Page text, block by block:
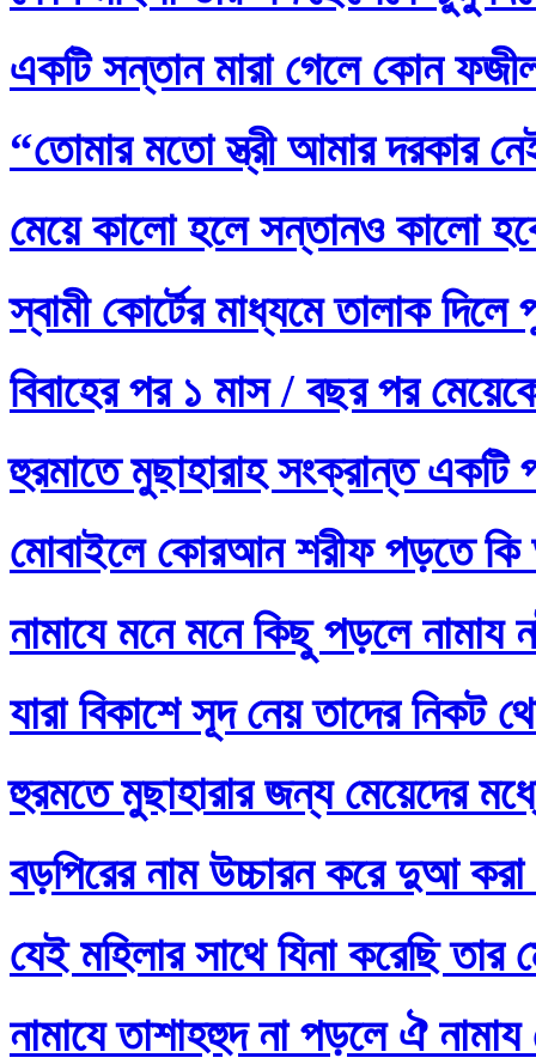
একটি সন্তান মারা গেলে কোন
“তোমার মতো স্ত্রী আমার দরকার
মেয়ে কালো হলে সন্তানও কালো
স্বামী কোর্টের মাধ্যমে তালাক দিলে
বিবাহের পর ১ মাস / বছর পর
হুরমাতে মুছাহারাহ সংক্রান্ত
মোবাইলে কোরআন শরীফ পড়তে
নামাযে মনে মনে কিছু পড়লে নামায
যারা বিকাশে সূদ নেয় তাদের নিকট
হুরমতে মুছাহারার জন্য মেয়েদের
বড়পিরের নাম উচ্চারন করে দুআ করা
যেই মহিলার সাথে যিনা করেছি তার
নামাযে তাশাহহুদ না পড়লে ঐ